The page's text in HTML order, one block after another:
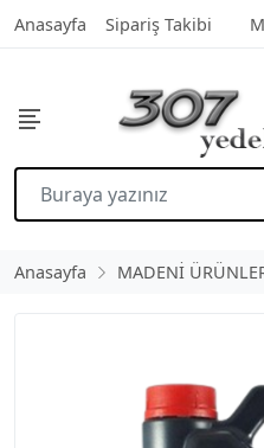
Anasayfa Sipariş Takibi
Anasayfa MADENİ